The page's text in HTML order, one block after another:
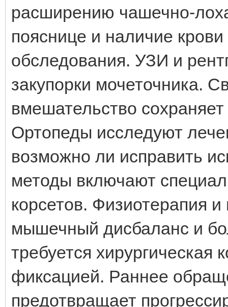
расширению чашечно-
пояснице и наличие
обследования. УЗИ и
закупорки мочеточника.
вмешательство
Ортопеды исследуют
возможно ли исправить
методы включают
корсетов. Физиотерапия
мышечный дисбаланс и
требуется хирургическая
фиксацией. Раннее
предотвращает